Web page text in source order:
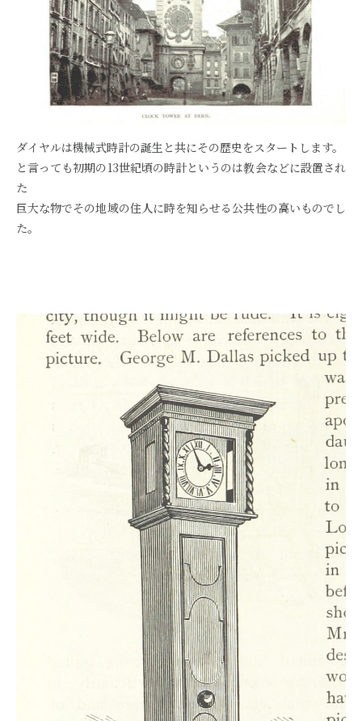
ダイヤルは機械式時計の誕生と共にその歴史をスタートします。
と言っても初期の13世紀頃の時計というのは教会などに設置され
た
巨大な物でその地域の住人に時を知らせる公共性の高いものでし
た。